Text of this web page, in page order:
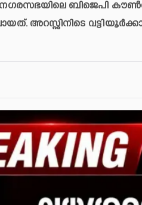
ബിജെപി
അറസ്റ്റിനിടെ